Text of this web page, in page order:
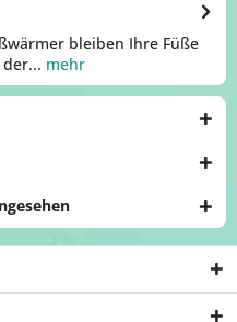
bleiben Ihre Füße
mehr